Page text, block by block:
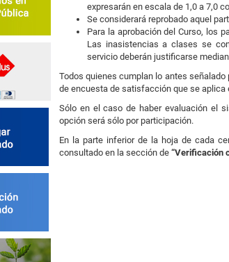
expresarán en escala de 1,0 a 7,0
Se considerará reprobado aquel
Para la aprobación del Curso, los
Las inasistencias a clases se
servicio deberán justificarse
Todos quienes cumplan lo antes
de encuesta de satisfacción que se
Sólo en el caso de haber evaluación el
opción será sólo por participación.
En la parte inferior de la hoja de cada
consultado en la sección de “Verificación